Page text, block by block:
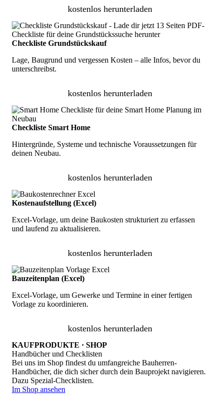
kostenlos herunterladen
Checkliste Grundstückskauf
Lage, Baugrund und vergessen Kosten – alle Infos, bevor du
unterschreibst.
kostenlos herunterladen
Checkliste Smart Home
Hintergründe, Systeme und technische Voraussetzungen für
deinen Neubau.
kostenlos herunterladen
Kostenaufstellung (Excel)
Excel-Vorlage, um deine Baukosten strukturiert zu erfassen
und laufend zu aktualisieren.
kostenlos herunterladen
Bauzeitenplan (Excel)
Excel-Vorlage, um Gewerke und Termine in einer fertigen
Vorlage zu koordinieren.
kostenlos herunterladen
KAUFPRODUKTE · SHOP
Handbücher und Checklisten
Bei uns im Shop findest du umfangreiche Bauherren-
Handbücher, die dich sicher durch dein Bauprojekt navigieren.
Dazu Spezial-Checklisten.
Im Shop ansehen